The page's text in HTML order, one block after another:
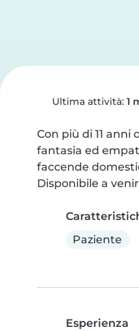
Ultima attività: 1
Con più di 11
fantasia ed
faccende
Disponibile a
Paziente
Esperienza